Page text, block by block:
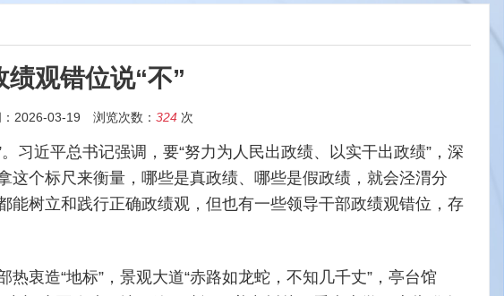
绩观错位说“不”
2026-03-19 浏览次数： 324 次
习近平总书记强调，要“努力为人民出政绩、以实干出政绩”，深
这个标尺来衡量，哪些是真政绩、哪些是假政绩，就会泾渭分
能树立和践行正确政绩观，但也有一些领导干部政绩观错位，存
衷造“地标”，景观大道“赤路如龙蛇，不知几千丈”，亭台馆